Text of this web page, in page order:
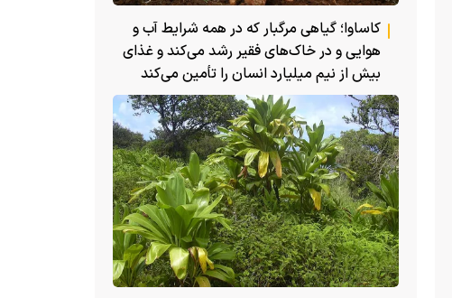
کاساوا؛ گیاهی مرگبار که در همه شرایط آب و
هوایی و در خاک‌های فقیر رشد می‌کند و غذای
بیش از نیم میلیارد انسان را تأمین می‌کند